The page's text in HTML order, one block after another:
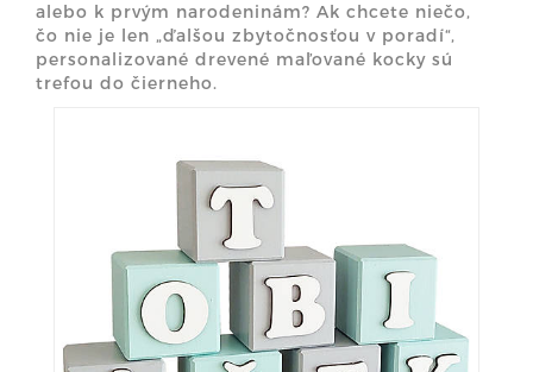
alebo k prvým narodeninám? Ak chcete niečo,
čo nie je len „ďalšou zbytočnosťou v poradí“,
personalizované drevené maľované kocky sú
trefou do čierneho.